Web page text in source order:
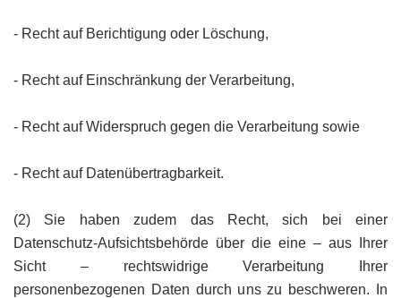
- Recht auf Berichtigung oder Löschung,
- Recht auf Einschränkung der Verarbeitung,
- Recht auf Widerspruch gegen die Verarbeitung sowie
- Recht auf Datenübertragbarkeit.
(2) Sie haben zudem das Recht, sich bei einer
Datenschutz-Aufsichtsbehörde über die eine – aus Ihrer
Sicht – rechtswidrige Verarbeitung Ihrer
personenbezogenen Daten durch uns zu beschweren. In